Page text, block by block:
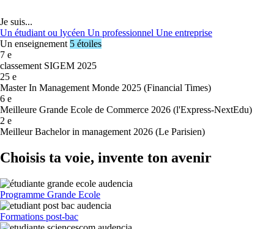
Je suis...
Un étudiant ou lycéen Un professionnel Une entreprise
Un enseignement 5 étoiles
7 e
classement SIGEM 2025
25 e
Master In Management Monde 2025 (Financial Times)
6 e
Meilleure Grande Ecole de Commerce 2026 (l'Express-NextEdu)
2 e
Meilleur Bachelor in management 2026 (Le Parisien)
Choisis ta voie, invente ton avenir
Programme Grande Ecole
Formations post-bac